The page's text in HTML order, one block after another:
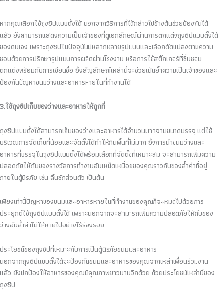
หากคุณเลือกใช้ถุงซิปแบบตั้งได้ นอกจากวิธีการที่ได้กล่าวไปข้างต้นช่วยป้องกันได้
แล้ว ยังสามารถแสดงความเป็นเจ้าของที่ดูเอกลักษณ์ผ่านการตกแต่งถุงซิปแบบตั้งได้
ของตนเอง เพราะถุงซิปในปัจจุบันมีหลากหลายรูปแบบและเลือกดัดแปลงตามความ
ชอบด้วยการปรึกษารูปแบบการผลิตผ่านโรงงาน หรือการใช้สติ๊กเกอร์ที่ชื่นชอบ
ตกแต่งพร้อมกับการเขียนชื่อ ซึ่งสัญลักษณ์เหล่านี้จะช่วยเน้นย้ำความเป็นเจ้าของและ
ป้องกันปัญหาขนมว่างและอาหารหายในที่ทำงานได้
3.ใช้ถุงซิปเก็บของว่างและอาหารให้ถูกที่
ถุงซิปแบบตั้งได้สามารถเก็บของว่างและอาหารได้จำนวนมากจามขนาดบรรจุ แต่ใช้
บริเวณการจัดเก็บที่น้อยและจัดตั้งได้ทำให้กินพื้นที่ไม่มาก ซึ่งการนำขนมว่างและ
อาหารที่บรรจุในถุงซิปแบบตั้งได้พร้อมเลือกที่จัดตั้งที่เหมาะสม จะสามารถเพิ่มความ
ปลอดภัยให้กับของรางวัลการทำงานอันเหน็ดเหนื่อยของคุณราวกับของล้ำค่าที่อยู่
ภายในตู้นิรภัย เช่น ลิ้นชักส่วนตัว เป็นต้น
เพียงเท่านี้ปัญหาของขนมและอาหารหายในที่ทำงานของคุณก็จะหมดไปด้วยการ
ประยุกต์ใช้ถุงซิปแบบตั้งได้ เพราะนอกจากจะสามารถเพิ่มความปลอดภัยให้กับของ
ว่างอันล้ำค่าไม่ให้หายไปอย่างไร้ร่องรอย
ประโยชน์ของถุงซิปที่เหมาะกับการเป็นตู้นิรภัยขนมและอาหาร
นอกจากถุงซิปแบบตั้งได้จะป้องกันขนมและอาหารของคุณจากเหล่าเพื่อนร่วมงาน
แล้ว ยังปกป้องให้อาหารของคุณมีคุณภาพยาวนานอีกด้วย ด้วยประโยชน์เหล่านี้ของ
ถุงซิป